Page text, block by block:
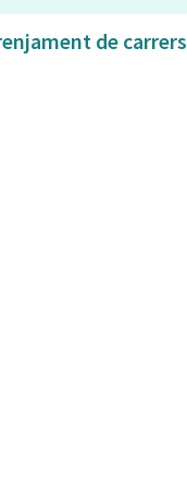
de carrers